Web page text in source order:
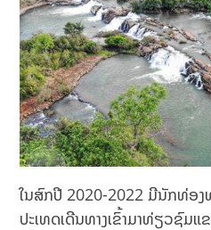
ໃນສົກປີ 2020-2022 ມີນັກທ່ອງ
ປະເທດເດີນທາງເຂົ້າມາທ່ຽວຊົມ